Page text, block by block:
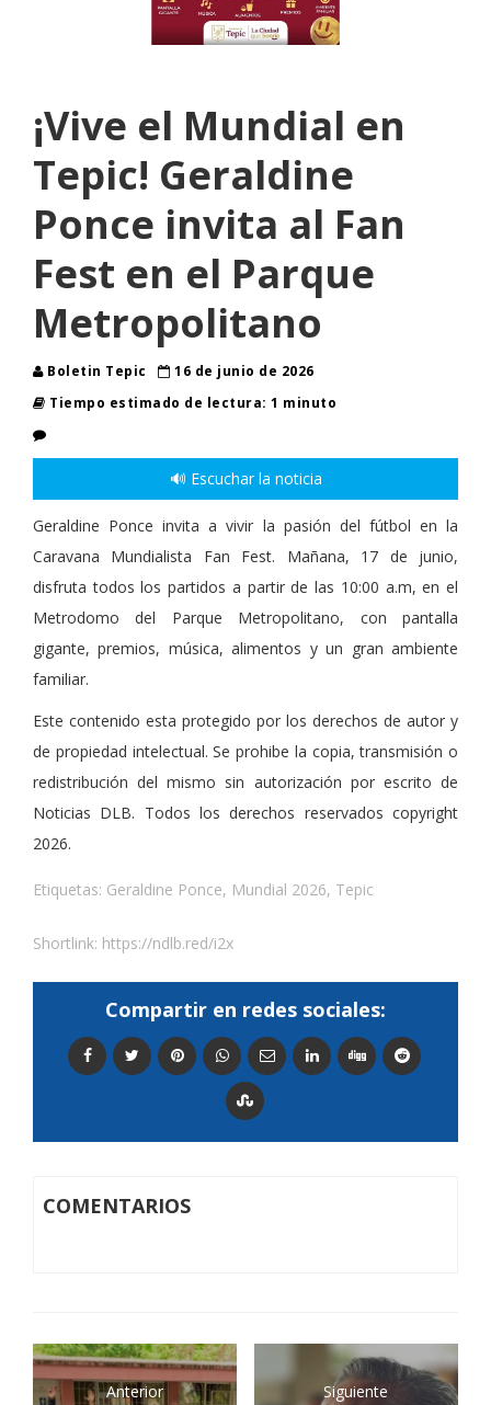
¡Vive el Mundial en
Tepic! Geraldine
Ponce invita al Fan
Fest en el Parque
Metropolitano
Boletin Tepic
16 de junio de 2026
Tiempo estimado de lectura: 1 minuto
🔊 Escuchar la noticia
Geraldine Ponce invita a vivir la pasión del fútbol en la
Caravana Mundialista Fan Fest. Mañana, 17 de junio,
disfruta todos los partidos a partir de las 10:00 a.m, en el
Metrodomo del Parque Metropolitano, con pantalla
gigante, premios, música, alimentos y un gran ambiente
familiar.
Este contenido esta protegido por los derechos de autor y
de propiedad intelectual. Se prohibe la copia, transmisión o
redistribución del mismo sin autorización por escrito de
Noticias DLB. Todos los derechos reservados copyright
2026.
Etiquetas: Geraldine Ponce, Mundial 2026, Tepic
Shortlink: https://ndlb.red/i2x
Compartir en redes sociales:
COMENTARIOS
Anterior Siguiente